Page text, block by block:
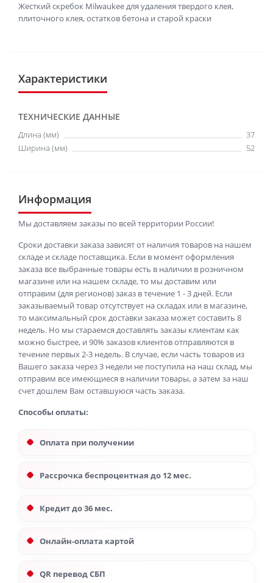
Жесткий скребок Milwaukee для удаления твердого клея,
плиточного клея, остатков бетона и старой краски
Характеристики
ТЕХНИЧЕСКИЕ ДАННЫЕ
Длина (мм)
37
Ширина (мм)
52
Информация
Мы доставляем заказы по всей территории России!
Сроки доставки заказа зависят от наличия товаров на нашем
складе и складе поставщика. Если в момент оформления
заказа все выбранные товары есть в наличии в розничном
магазине или на нашем складе, то мы доставим или
отправим (для регионов) заказ в течение 1 - 3 дней. Если
заказываемый товар отсутствует на складах или в магазине,
то максимальный срок доставки заказа может составить 8
недель. Но мы стараемся доставлять заказы клиентам как
можно быстрее, и 90% заказов клиентов отправляются в
течение первых 2-3 недель. В случае, если часть товаров из
Вашего заказа через 3 недели не поступила на наш склад, мы
отправим все имеющиеся в наличии товары, а затем за наш
счет дошлем Вам оставшуюся часть заказа.
Способы оплаты:
Оплата при получении
Рассрочка беспроцентная до 12 мес.
Кредит до 36 мес.
Онлайн-оплата картой
QR перевод СБП